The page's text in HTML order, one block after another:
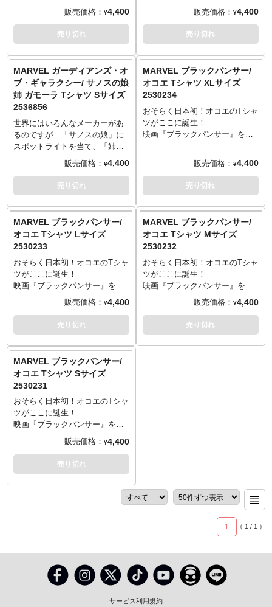
生産エリア: 中国またはベトナム
生産エリア: 中国またはベトナム
かくなってくる初夏の5月。この
姉妹のTシャツがあふれる日本な
らば、マーベルも安泰です。
Sサイズ: 着丈66／身幅49／肩幅
44／袖丈19cm
Mサイズ: 着丈70／身幅52／肩幅
47／袖丈20cm
Lサイズ: 着丈74／身幅55／肩幅
50／袖丈22cm
XLサイズ: 着丈78／身幅58／肩
幅53／袖丈24cm
生産エリア: 中国またはベトナム
かくなってくる初夏の5月。この
姉妹のTシャツがあふれる日本な
らば、マーベルも安泰です。
Sサイズ: 着丈66／身幅49／肩幅
44／袖丈19cm
Mサイズ: 着丈70／身幅52／肩幅
47／袖丈20cm
Lサイズ: 着丈74／身幅55／肩幅
50／袖丈22cm
XLサイズ: 着丈78／身幅58／肩
生産エリア: 中国またはベトナム
モーラ」Tシャツと「妹ネビュ
ラ」Tシャツを作ってしまうメー
カーまで出てくるなんて考えも
しませんでした。しかもそれが
な」というワクワクしか出てこ
ないこのテーマ、無表情の顔ア
ップというこれまたどのメーカ
ーもやってこなかったデザイ
ン。こんなにもシンプルでクー
ル、そして卑怯なTシャツがあっ
ていいんでしょうか。もちろん
かくなってくる初夏の5月。この
姉妹のTシャツがあふれる日本な
らば、マーベルも安泰です。
Sサイズ: 着丈66／身幅49／肩幅
44／袖丈19cm
Mサイズ: 着丈70／身幅52／肩幅
47／袖丈20cm
Lサイズ: 着丈74／身幅55／肩幅
50／袖丈22cm
XLサイズ: 着丈78／身幅58／肩
────────────────────
素材: 綿100％
生産エリア: 中国またはベトナム
販売価格： ¥4,400
売り切れ
モーラ」Tシャツと「妹ネビュ
ラ」Tシャツを作ってしまうメー
カーまで出てくるなんて考えも
しませんでした。しかもそれが
驚き。個人的に「やってくれた
な」というワクワクしか出てこ
ないこのテーマ、無表情の顔ア
ップというこれまたどのメーカ
ーもやってこなかったデザイ
ン。こんなにもシンプルでクー
ル、そして卑怯なTシャツがあっ
かくなってくる初夏の5月。この
姉妹のTシャツがあふれる日本な
らば、マーベルも安泰です。
Sサイズ: 着丈66／身幅49／肩幅
44／袖丈19cm
Mサイズ: 着丈70／身幅52／肩幅
47／袖丈20cm
Lサイズ: 着丈74／身幅55／肩幅
50／袖丈22cm
XLサイズ: 着丈78／身幅58／肩
────────────────────
素材: 綿100％
生産エリア: 中国またはベトナム
販売価格： ¥4,400
売り切れ
MARVEL ガーディアンズ・オ
ブ・ギャラクシー/ サノスの娘
姉 ガモーラ Tシャツ Sサイズ
2536856
世界にはいろんなメーカーがあ
るのですが…「サノスの娘」に
スポットライトを当て、「姉ガ
モーラ」Tシャツと「妹ネビュ
ラ」Tシャツを作ってしまうメー
カーまで出てくるなんて考えも
しませんでした。しかもそれが
驚き。個人的に「やってくれた
な」というワクワクしか出てこ
ないこのテーマ、無表情の顔ア
ップというこれまたどのメーカ
ーもやってこなかったデザイ
ン。こんなにもシンプルでクー
ル、そして卑怯なTシャツがあっ
ていいんでしょうか。もちろん
いい意味で。発売は少しずつ暖
かくなってくる初夏の5月。この
姉妹のTシャツがあふれる日本な
────────────────────
Sサイズ: 着丈66／身幅49／肩幅
44／袖丈19cm
Mサイズ: 着丈70／身幅52／肩幅
47／袖丈20cm
Lサイズ: 着丈74／身幅55／肩幅
50／袖丈22cm
幅53／袖丈24cm
────────────────────
素材: 綿100％
販売価格： ¥4,400
売り切れ
MARVEL ブラックパンサー/
オコエ Tシャツ XLサイズ
2530234
おそらく日本初！オコエのTシャ
ツがここに誕生！
映画『ブラックパンサー』をは
強戦士オコエ。ちなみにオコエ
を演じるのは人気ドラマ『ウォ
ーキング・デッド』でミショー
歴代国王に忠義を尽くす威厳あ
る親衛隊長としての厳しい表情
が印象的ですが、あえて強さの
裏にある優しさを感じる素敵な
表情をチョイス。これは、マー
ベルヒーローアパレルの一発目
にオコエをチョイスするほどの
後の展開に期待しかないスター
トを切ったバンダイ マーベルヒ
ーローアパレルシリーズに注目
販売価格： ¥4,400
売り切れ
MARVEL ブラックパンサー/
オコエ Tシャツ Lサイズ
2530233
おそらく日本初！オコエのTシャ
ツがここに誕生！
映画『ブラックパンサー』をは
じめ、数々の作品で存在感を放
ってきた超文明ワカンダ国の最
強戦士オコエ。ちなみにオコエ
を演じるのは人気ドラマ『ウォ
ン役を務めたダナイ・グリラ。
歴代国王に忠義を尽くす威厳あ
る親衛隊長としての厳しい表情
が印象的ですが、あえて強さの
裏にある優しさを感じる素敵な
表情をチョイス。これは、マー
ベルヒーローアパレルの一発目
にオコエをチョイスするほどの
強い気持ちがあるからこそ！ 今
後の展開に期待しかないスター
トを切ったバンダイ マーベルヒ
L：着丈74／身幅55／肩幅50／
販売価格： ¥4,400
売り切れ
MARVEL ブラックパンサー/
オコエ Tシャツ Mサイズ
2530232
おそらく日本初！オコエのTシャ
ツがここに誕生！
映画『ブラックパンサー』をは
じめ、数々の作品で存在感を放
ってきた超文明ワカンダ国の最
強戦士オコエ。ちなみにオコエ
を演じるのは人気ドラマ『ウォ
です。
M：着丈70／身幅52／肩幅47／
販売価格： ¥4,400
売り切れ
MARVEL ブラックパンサー/
オコエ Tシャツ Sサイズ
2530231
おそらく日本初！オコエのTシャ
ツがここに誕生！
映画『ブラックパンサー』をは
じめ、数々の作品で存在感を放
ってきた超文明ワカンダ国の最
強戦士オコエ。ちなみにオコエ
を演じるのは人気ドラマ『ウォ
ン役を務めたダナイ・グリラ。
歴代国王に忠義を尽くす威厳あ
表情をチョイス。これは、マー
ベルヒーローアパレルの一発目
にオコエをチョイスするほどの
強い気持ちがあるからこそ！ 今
後の展開に期待しかないスター
販売価格： ¥4,400
売り切れ
1 （ 1 / 1 ）
サービス利用規約